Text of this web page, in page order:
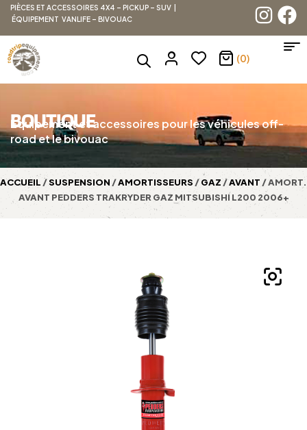
PIÈCES ET ACCESSOIRES 4X4 – PICKUP – SUV |
ÉQUIPEMENT VANLIFE – BIVOUAC
(0)
BOUTIQUE
Équipement et accessoires pour les véhicules off-
road et le bivouac
ACCUEIL /SUSPENSION /AMORTISSEURS /GAZ /AVANT / AMORT.
AVANT PEDDERS TRAKRYDER GAZ MITSUBISHI L200 2006+